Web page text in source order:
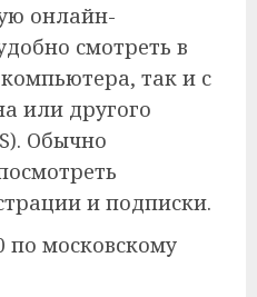
онлайн-
смотреть в
так и с
или другого
Обычно
и подписки.
по московскому